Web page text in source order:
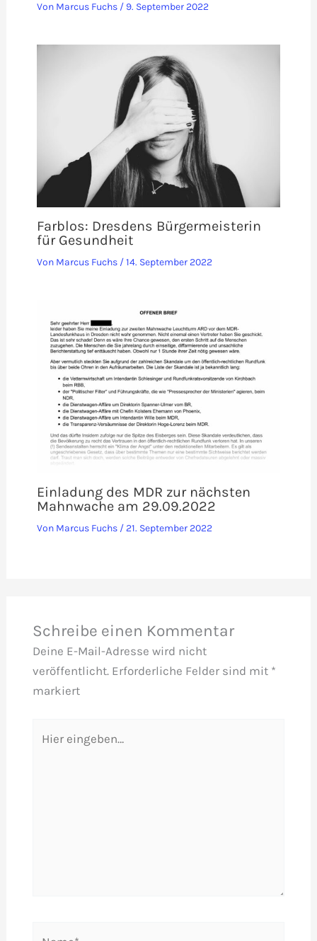
Von Marcus Fuchs / 9. September 2022
Farblos: Dresdens Bürgermeisterin
für Gesundheit
Von Marcus Fuchs /14. September 2022
Einladung des MDR zur nächsten
Mahnwache am 29.09.2022
Von Marcus Fuchs / 21. September 2022
Schreibe einen Kommentar
Deine E-Mail-Adresse wird nicht
veröffentlicht. Erforderliche Felder sind mit *
markiert
eingeben…